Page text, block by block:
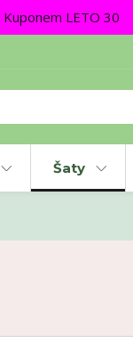
LETO 30
Šaty